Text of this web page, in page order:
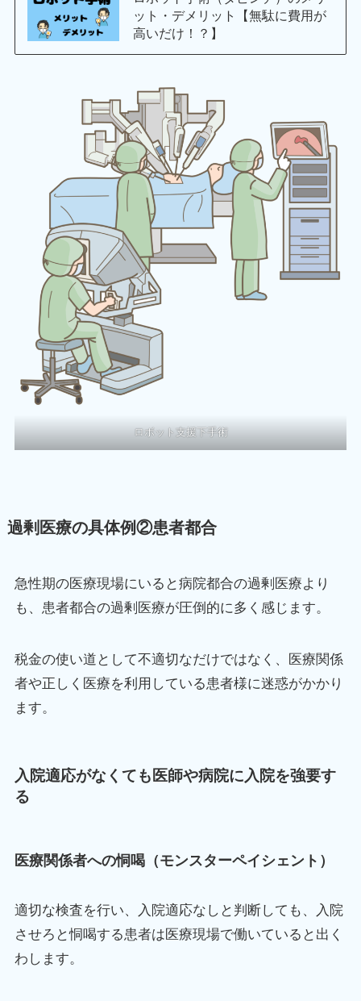
ット・デメリット【無駄に費用が
高いだけ！？】
ロボット支援下手術
過剰医療の具体例②患者都合
急性期の医療現場にいると病院都合の過剰医療より
も、患者都合の過剰医療が圧倒的に多く感じます。
税金の使い道として不適切なだけではなく、医療関係
者や正しく医療を利用している患者様に迷惑がかかり
ます。
入院適応がなくても医師や病院に入院を強要す
る
医療関係者への恫喝（モンスターペイシェント）
適切な検査を行い、入院適応なしと判断しても、入院
させろと恫喝する患者は医療現場で働いていると出く
わします。